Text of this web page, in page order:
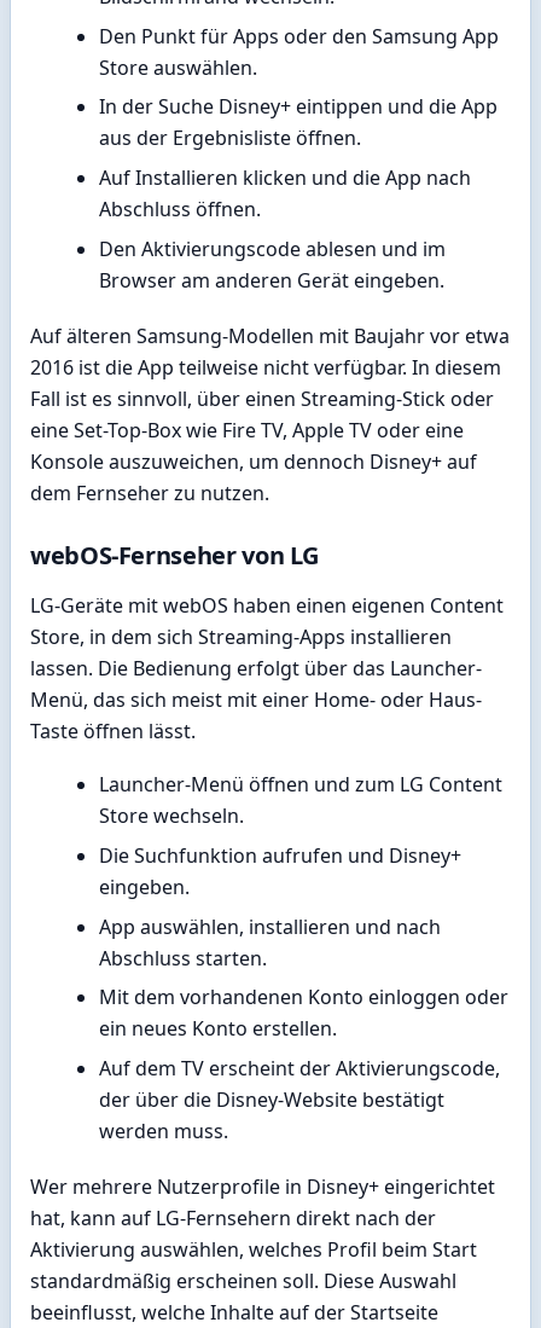
Den Punkt für Apps oder den Samsung App
Store auswählen.
In der Suche Disney+ eintippen und die App
aus der Ergebnisliste öffnen.
Auf Installieren klicken und die App nach
Abschluss öffnen.
Den Aktivierungscode ablesen und im
Browser am anderen Gerät eingeben.
Auf älteren Samsung-Modellen mit Baujahr vor etwa
2016 ist die App teilweise nicht verfügbar. In diesem
Fall ist es sinnvoll, über einen Streaming-Stick oder
eine Set-Top-Box wie Fire TV, Apple TV oder eine
Konsole auszuweichen, um dennoch Disney+ auf
dem Fernseher zu nutzen.
webOS-Fernseher von LG
LG-Geräte mit webOS haben einen eigenen Content
Store, in dem sich Streaming-Apps installieren
lassen. Die Bedienung erfolgt über das Launcher-
Menü, das sich meist mit einer Home- oder Haus-
Taste öffnen lässt.
Launcher-Menü öffnen und zum LG Content
Store wechseln.
Die Suchfunktion aufrufen und Disney+
eingeben.
App auswählen, installieren und nach
Abschluss starten.
Mit dem vorhandenen Konto einloggen oder
ein neues Konto erstellen.
Auf dem TV erscheint der Aktivierungscode,
der über die Disney-Website bestätigt
werden muss.
Wer mehrere Nutzerprofile in Disney+ eingerichtet
hat, kann auf LG-Fernsehern direkt nach der
Aktivierung auswählen, welches Profil beim Start
standardmäßig erscheinen soll. Diese Auswahl
beeinflusst, welche Inhalte auf der Startseite